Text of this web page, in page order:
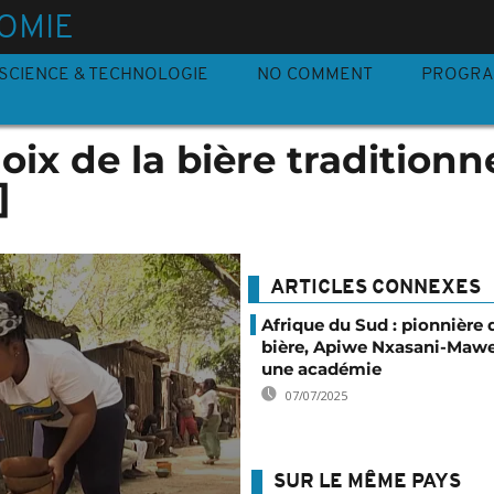
SCIENCE & TECHNOLOGIE NO COMMENT
de la bière
ARTICLES CONNEXES
Afrique du Sud : pionnière
bière, Apiwe Nxasani-
une académie
07/07/2025
SUR LE MÊME PAYS